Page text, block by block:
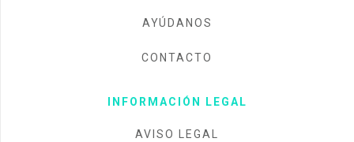
AYÚDANOS
CONTACTO
INFORMACIÓN LEGAL
AVISO LEGAL